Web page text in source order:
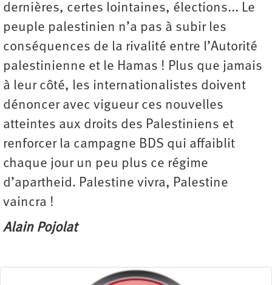
dernières, certes lointaines, élections... Le
peuple palestinien n’a pas à subir les
conséquences de la rivalité entre l’Autorité
palestinienne et le Hamas ! Plus que jamais
à leur côté, les internationalistes doivent
dénoncer avec vigueur ces nouvelles
atteintes aux droits des Palestiniens et
renforcer la campagne BDS qui affaiblit
chaque jour un peu plus ce régime
d’apartheid. Palestine vivra, Palestine
vaincra !
Alain Pojolat